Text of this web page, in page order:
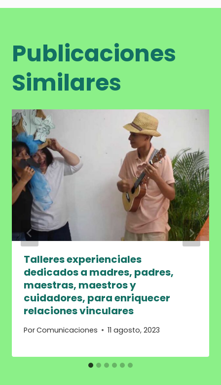
Publicaciones
Similares
Talleres experienciales
dedicados a madres, padres,
maestras, maestros y
cuidadores, para enriquecer
relaciones vinculares
PorComunicaciones 11 agosto, 2023